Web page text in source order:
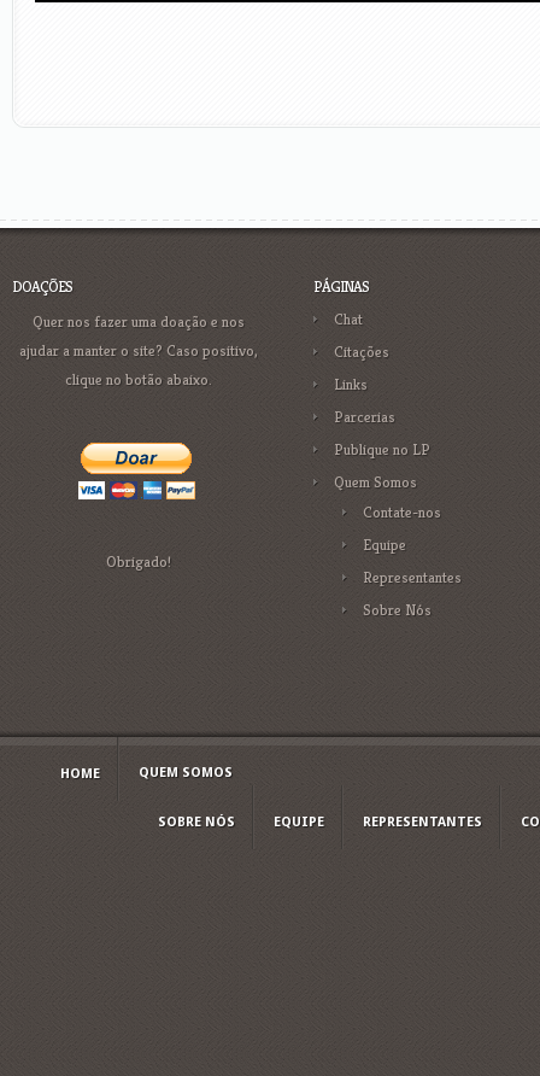
DOAÇÕES
Quer nos fazer uma doação e nos
ajudar a manter o site? Caso positivo,
clique no botão abaixo.
Obrigado!
PÁGINAS
Chat
Citações
Links
Parcerias
Publique no LP
Quem Somos
Contate-nos
Equipe
Representantes
Sobre Nós
HOME QUEM SOMOS
SOBRE NÓS EQUIPE REPRESENTANTES